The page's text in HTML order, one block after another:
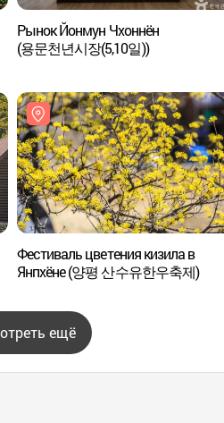
Рынок Йонмун Чхоннён
(용문천년시장(5,10일))
Фестиваль цветения кизила в
Янпхёне (양평 산수유한우축제)
ещё